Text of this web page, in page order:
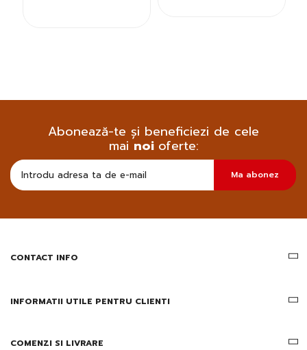
Abonează-te și beneficiezi de cele
mainoi oferte:
sa
primesc
informatii
Ma abonez
CONTACT INFO
INFORMATII UTILE PENTRU CLIENTI
COMENZI SI LIVRARE